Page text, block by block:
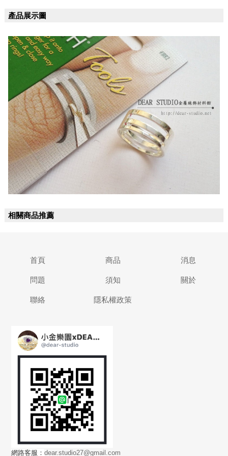
產品展示圖
相關商品推薦
首頁 商品 消息
問題 須知 關於
聯絡 隱私權政策
網路客服：dear.studio27@gmail.com